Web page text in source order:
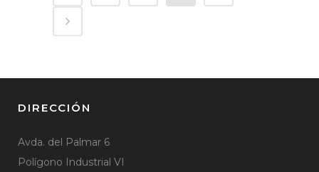
DIRECCIÓN
Avda. del Palmar 6
Polígono Industrial VI